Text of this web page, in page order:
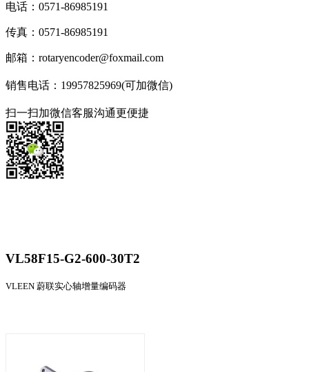
电话：0571-86985191
传真：0571-86985191
邮箱：rotaryencoder@foxmail.com
销售电话：19957825969(可加微信)
扫一扫加微信客服沟通更便捷
VL58F15-G2-600-30T2
VLEEN 蔚联实心轴增量编码器